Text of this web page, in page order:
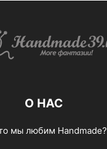
О НАС
мы любим Handmade?